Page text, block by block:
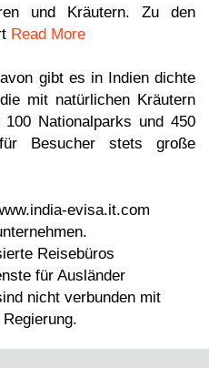
und Kräutern. Zu den
Read More
gibt es in Indien dichte
mit natürlichen Kräutern
Nationalparks und 450
Besucher stets große